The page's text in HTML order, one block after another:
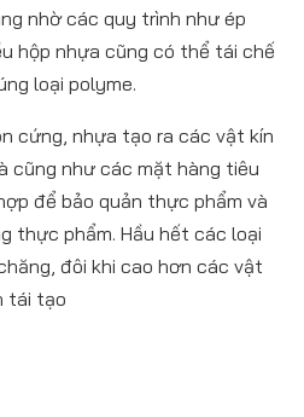
nhờ các quy trình như ép
hộp nhựa cũng có thể tái chế
loại polyme.
cứng, nhựa tạo ra các vật kín
cũng như các mặt hàng tiêu
để bảo quản thực phẩm và
thực phẩm. Hầu hết các loại
đôi khi cao hơn các vật
tái tạo